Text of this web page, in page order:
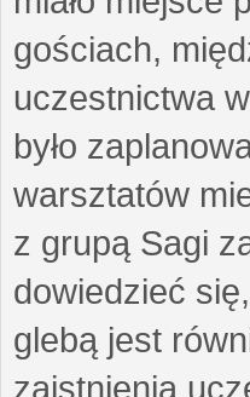
gościach,
uczestnictwa
było
warsztatów
z grupą Sagi
dowiedzieć
glebą jest
zaistnienia